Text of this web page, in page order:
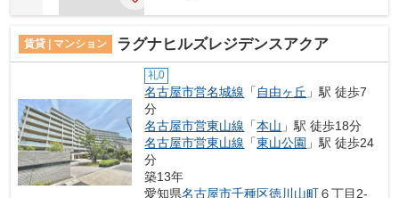
賃貸 | マンション ラグナヒルズレジデンスアクア
礼0
名古屋市営名城線 「 自由ヶ丘 」駅 徒歩7
分
名古屋市営東山線 「本山 」駅 徒歩18分
名古屋市営東山線 「東山公園 」駅 徒歩24
分
築13年
愛知県名古屋市千種区徳川山町６丁目2-